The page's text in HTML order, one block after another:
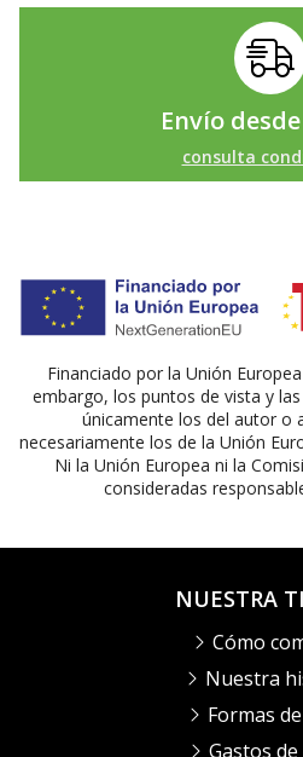
Envío desde
consulta
Financiado por la Unión
embargo, los puntos de vista y
únicamente los del autor o
necesariamente los de la Unión
Ni la Unión Europea ni la
consideradas
NUESTRA
Cómo
Nuestra
Formas
Gastos